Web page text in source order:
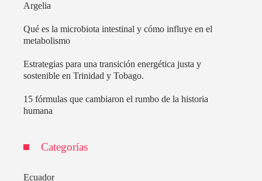
Argelia
Qué es la microbiota intestinal y cómo influye en el
metabolismo
Estrategias para una transición energética justa y
sostenible en Trinidad y Tobago.
15 fórmulas que cambiaron el rumbo de la historia
humana
Categorías
Ecuador